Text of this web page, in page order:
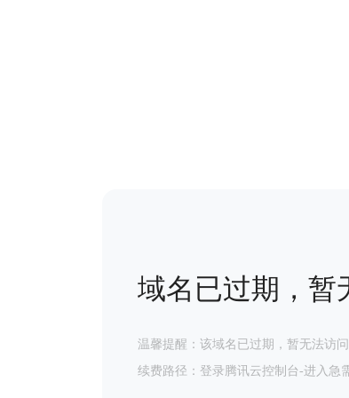
域名已过期，暂
温馨提醒：该域名已过期，暂无法访
续费路径：登录腾讯云控制台-进入急